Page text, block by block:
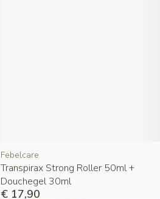
Febelcare
Transpirax Strong Roller 50ml +
Douchegel 30ml
€ 17,90